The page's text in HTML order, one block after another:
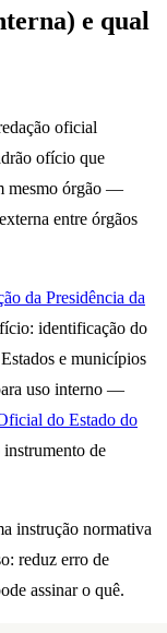
e qual
oficial
ofício que
mesmo órgão —
entre órgãos
da Presidência da
identificação do
e municípios
uso interno —
do Estado do
de
instrução normativa
reduz erro de
assinar o quê.